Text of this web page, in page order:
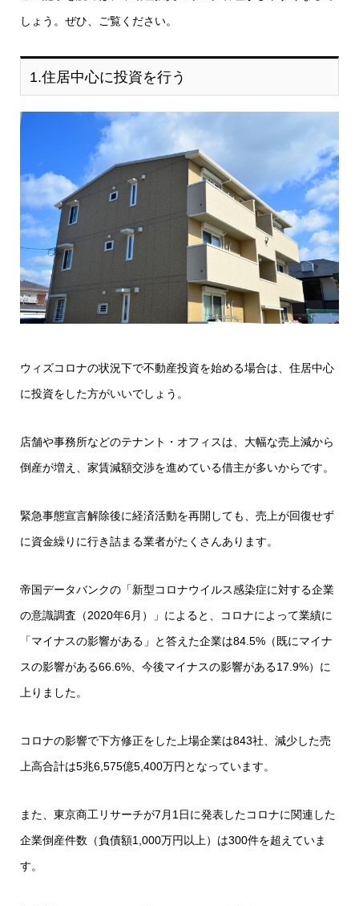
しょう。ぜひ、ご覧ください。
1.住居中心に投資を行う
ウィズコロナの状況下で不動産投資を始める場合は、住居中心
に投資をした方がいいでしょう。
店舗や事務所などのテナント・オフィスは、大幅な売上減から
倒産が増え、家賃減額交渉を進めている借主が多いからです。
緊急事態宣言解除後に経済活動を再開しても、売上が回復せず
に資金繰りに行き詰まる業者がたくさんあります。
帝国データバンクの「新型コロナウイルス感染症に対する企業
の意識調査（2020年6月）」によると、コロナによって業績に
「マイナスの影響がある」と答えた企業は84.5%（既にマイナ
スの影響がある66.6%、今後マイナスの影響がある17.9%）に
上りました。
コロナの影響で下方修正をした上場企業は843社、減少した売
上高合計は5兆6,575億5,400万円となっています。
また、東京商工リサーチが7月1日に発表したコロナに関連した
企業倒産件数（負債額1,000万円以上）は300件を超えていま
す。